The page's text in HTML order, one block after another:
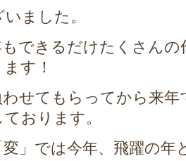
ました。
もできるだけたくさん
す！
せてもらってから来年
おります。
」では今年、飛躍の年